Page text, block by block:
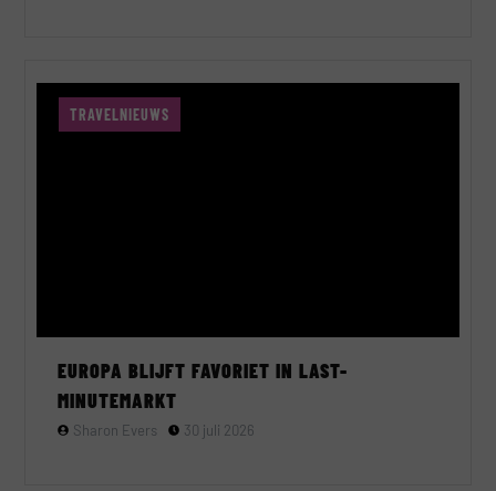
TRAVELNIEUWS
EUROPA BLIJFT FAVORIET IN LAST-
MINUTEMARKT
Sharon Evers 30 juli 2026